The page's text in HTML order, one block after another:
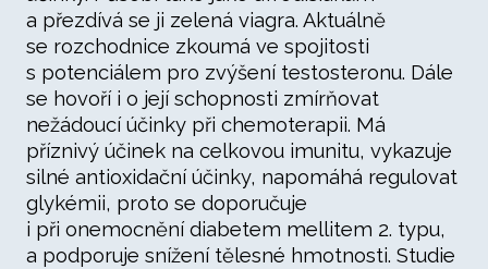
a přezdívá se ji zelená viagra. Aktuálně
se rozchodnice zkoumá ve spojitosti
s potenciálem pro zvýšení testosteronu. Dále
se hovoří i o její schopnosti zmírňovat
nežádoucí účinky při chemoterapii. Má
příznivý účinek na celkovou imunitu, vykazuje
silné antioxidační účinky, napomáhá regulovat
glykémii, proto se doporučuje
i při onemocnění diabetem mellitem 2. typu,
a podporuje snížení tělesné hmotnosti. Studie